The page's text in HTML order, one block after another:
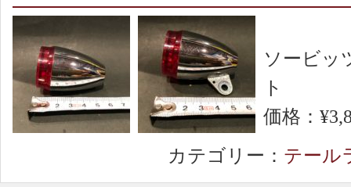
ソービッ
ト
価格：
カテゴリー： テール